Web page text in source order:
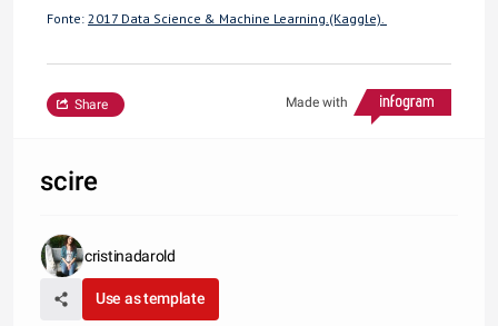
Fonte: 2017 Data Science & Machine Learning. (Kaggle).
Made with
Share
scire
cristinadarold
Use as template